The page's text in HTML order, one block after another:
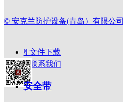
升降器
滑轮
工具防坠
行业技术
产品技术
© 安克兰防护设备(青岛）有限公司
ꄔ 文件下载
ꂅ 联系我们
安全带